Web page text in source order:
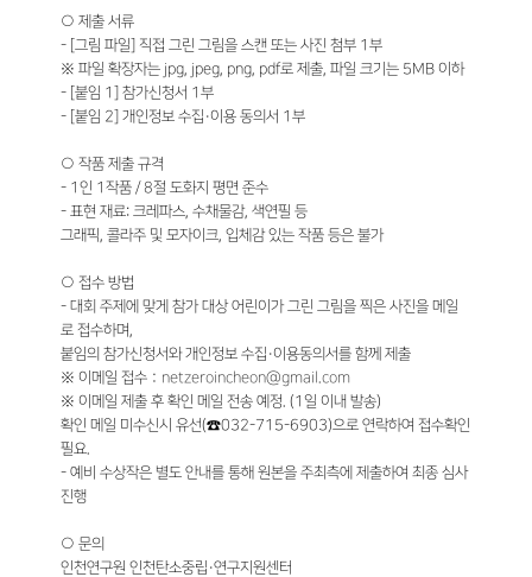
○ 제출 서류
- [그림 파일] 직접 그린 그림을 스캔 또는 사진 첨부 1부
※ 파일 확장자는 jpg, jpeg, png, pdf로 제출, 파일 크기는 5MB 이하
- [붙임 1] 참가신청서 1부
- [붙임 2] 개인정보 수집·이용 동의서 1부
○ 작품 제출 규격
- 1인 1작품 / 8절 도화지 평면 준수
- 표현 재료: 크레파스, 수채물감, 색연필 등
그래픽, 콜라주 및 모자이크, 입체감 있는 작품 등은 불가
○ 접수 방법
- 대회 주제에 맞게 참가 대상 어린이가 그린 그림을 찍은 사진을 메일
로 접수하며,
붙임의 참가신청서와 개인정보 수집·이용동의서를 함께 제출
※ 이메일 접수： netzeroincheon@gmail.com
※ 이메일 제출 후 확인 메일 전송 예정. (1일 이내 발송)
확인 메일 미수신시 유선(☎032-715-6903)으로 연락하여 접수확인
필요.
- 예비 수상작은 별도 안내를 통해 원본을 주최측에 제출하여 최종 심사
진행
○ 문의
인천연구원 인천탄소중립·연구지원센터